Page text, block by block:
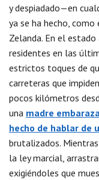
y despiadado—en
ya se ha hecho,
Zelanda. En el
residentes en las
estrictos toques de
carreteras que
pocos kilómetros
una madre
hecho de hablar de
brutalizados.
la ley marcial,
exigiéndoles que